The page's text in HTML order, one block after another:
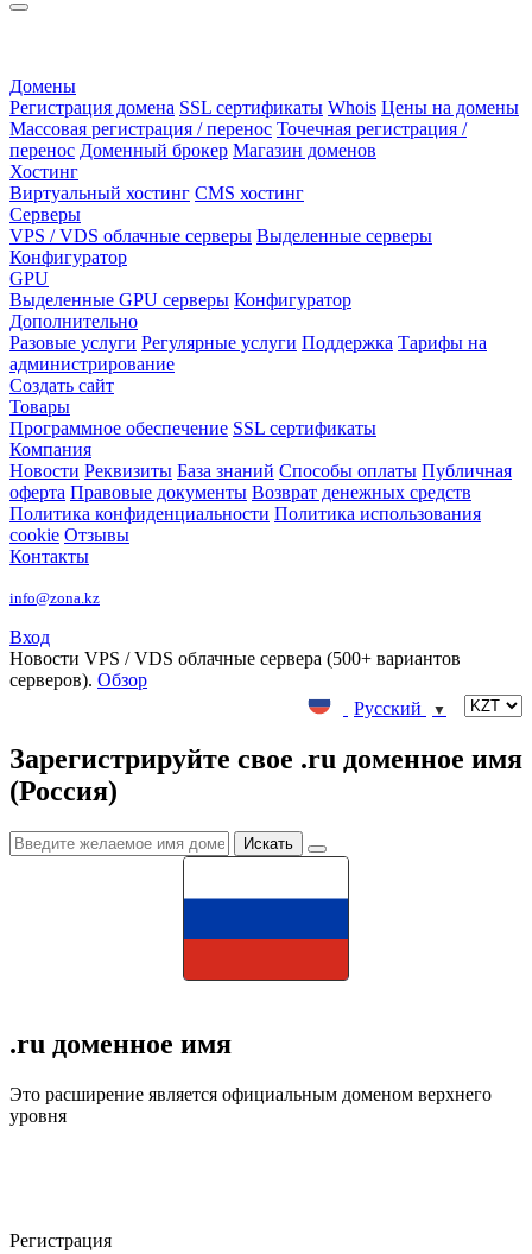
Домены
Регистрация домена SSL сертификаты Whois Цены на домены
Массовая регистрация / перенос Точечная регистрация /
перенос Доменный брокер Магазин доменов
Хостинг
Виртуальный хостинг CMS хостинг
Серверы
VPS / VDS облачные серверы Выделенные серверы
Конфигуратор
GPU
Выделенные GPU серверы Конфигуратор
Дополнительно
Разовые услуги Регулярные услуги Поддержка Тарифы на
администрирование
Создать сайт
Товары
Программное обеспечение SSL сертификаты
Компания
Новости Реквизиты База знаний Способы оплаты Публичная
оферта Правовые документы Возврат денежных средств
Политика конфиденциальности Политика использования
cookie Отзывы
Контакты
info@zona.kz
Вход
Новости VPS / VDS облачные сервера (500+ вариантов
серверов). Обзор
Русский
▼
Зарегистрируйте свое .ru доменное имя
(Россия)
.ru доменное имя
Это расширение является официальным доменом верхнего
уровня
Регистрация